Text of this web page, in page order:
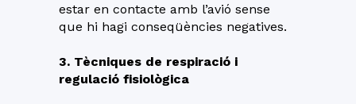
estar en contacte amb l’avió sense
que hi hagi conseqüències negatives.
3. Tècniques de respiració i
regulació fisiològica